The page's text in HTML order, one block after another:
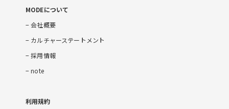
MODEについて
会社概要
カルチャーステートメント
採用情報
note
利用規約